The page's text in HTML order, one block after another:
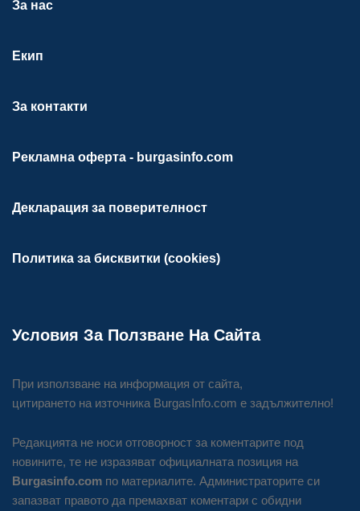
За нас
Екип
За контакти
Рекламна оферта - burgasinfo.com
Декларация за поверителност
Политика за бисквитки (cookies)
Условия За Ползване На Сайта
При използване на информация от сайта,
цитирането на източника BurgasInfo.com е задължително!
Редакцията не носи отговорност за коментарите под
новините, те не изразяват официалната позиция на
Burgasinfo.com по материалите. Администраторите си
запазват правото да премахват коментари с обидни